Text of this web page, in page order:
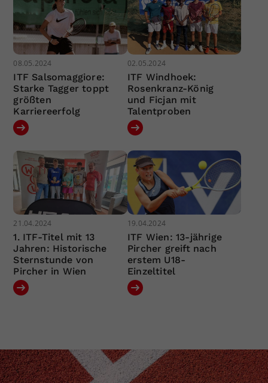
08.05.2024
ITF Salsomaggiore:
Starke Tagger toppt
größten
Karriereerfolg
02.05.2024
ITF Windhoek:
Rosenkranz-König
und Ficjan mit
Talentproben
21.04.2024
1. ITF-Titel mit 13
Jahren: Historische
Sternstunde von
Pircher in Wien
19.04.2024
ITF Wien: 13-jährige
Pircher greift nach
erstem U18-
Einzeltitel